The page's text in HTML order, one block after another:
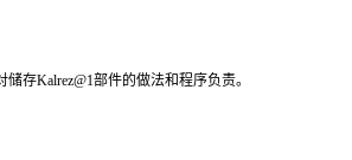
存Kalrez@1部件的做法和程序负责。